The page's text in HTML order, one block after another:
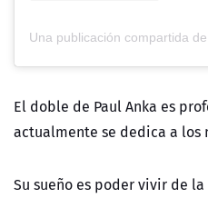
El doble de Paul Anka es
actualmente se dedica a los
Su sueño es poder vivir de